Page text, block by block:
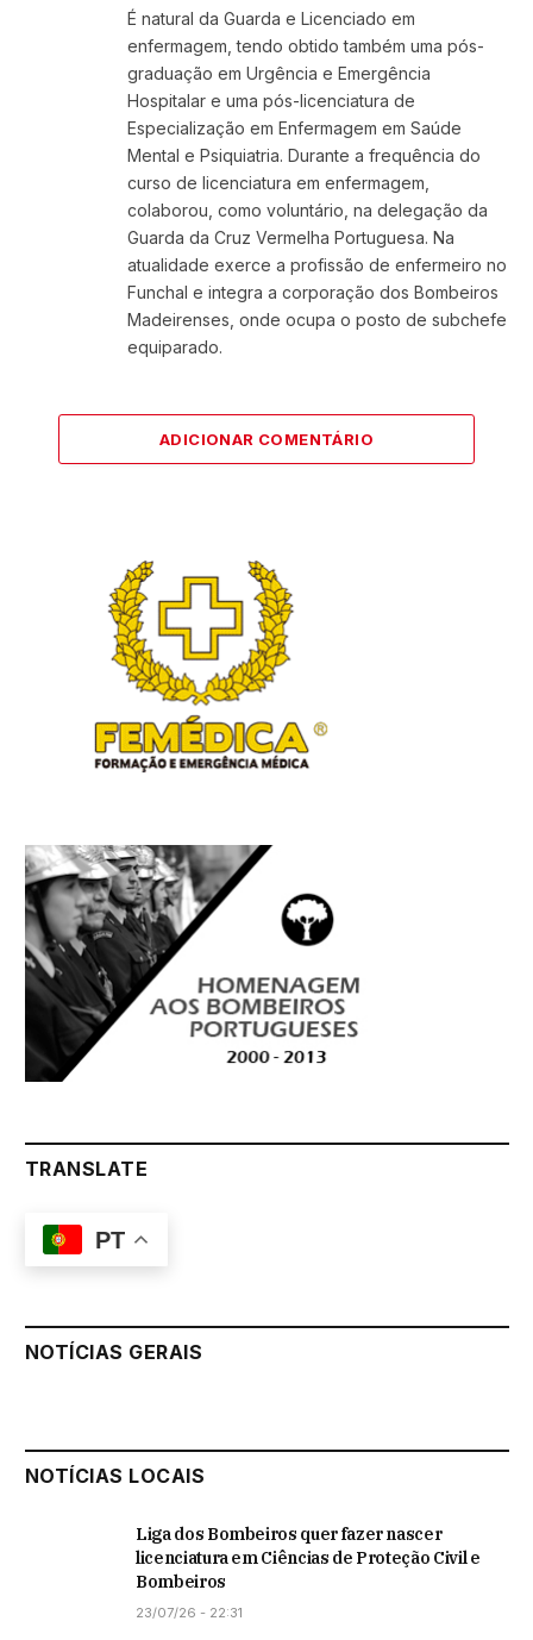
É natural da Guarda e Licenciado em
enfermagem, tendo obtido também uma pós-
graduação em Urgência e Emergência
Hospitalar e uma pós-licenciatura de
Especialização em Enfermagem em Saúde
Mental e Psiquiatria. Durante a frequência do
curso de licenciatura em enfermagem,
colaborou, como voluntário, na delegação da
Guarda da Cruz Vermelha Portuguesa. Na
atualidade exerce a profissão de enfermeiro no
Funchal e integra a corporação dos Bombeiros
Madeirenses, onde ocupa o posto de subchefe
equiparado.
ADICIONAR COMENTÁRIO
TRANSLATE
PT
NOTÍCIAS GERAIS
NOTÍCIAS LOCAIS
Liga dos Bombeiros quer fazer nascer
licenciatura em Ciências de Proteção Civil e
Bombeiros
23/07/26 - 22:31